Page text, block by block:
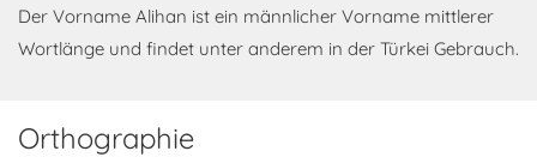
Der Vorname Alihan ist ein männlicher Vorname mittlerer
Wortlänge und findet unter anderem in der Türkei Gebrauch.
Orthographie